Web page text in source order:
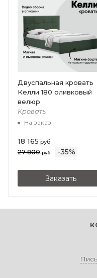
Двуспальная кровать
Келли 180 оливковый
велюр
Кровать
На заказ
18 165 руб
27 800руб -35%
Заказать